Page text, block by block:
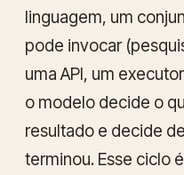
linguagem, um
pode invocar
uma API, um
o modelo decide o
resultado e decide
terminou. Esse ciclo